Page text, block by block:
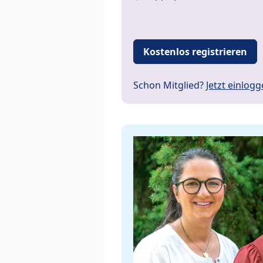
Kostenlos registrieren
Schon Mitglied? Jetzt